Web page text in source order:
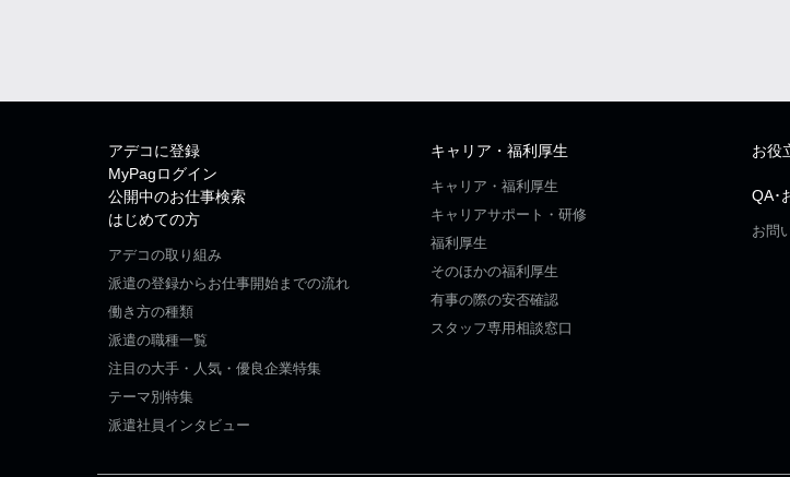
アデコに登録
MyPagログイン
公開中のお仕事検索
はじめての方
アデコの取り組み
派遣の登録からお仕事開始までの流れ
働き方の種類
派遣の職種一覧
注目の大手・人気・優良企業特集
テーマ別特集
派遣社員インタビュー
キャリア・福利厚生
キャリア・福利厚生
キャリアサポート・研修
福利厚生
そのほかの福利厚生
有事の際の安否確認
スタッフ専用相談窓口
お役
QA･
お問